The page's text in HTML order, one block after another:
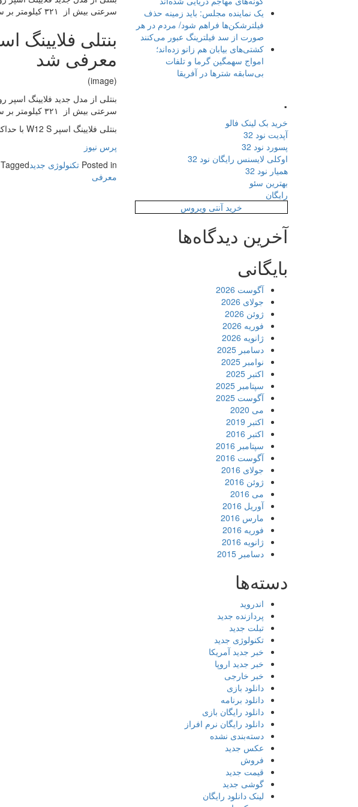
سرعتی بیش از ۳۲۱ کیلومتر بر ساعت خواهد داشت. برای آشنایی با این خودرو، در ادامه همراه باشید.
معرفی شد
(image)
سرعتی بیش از ۳۲۱ کیلومتر بر ساعت خواهد داشت. برای آشنایی با این خودرو، در ادامه همراه باشید.
بنتلی فلایینگ اسپر W12 S با حداکثر سرعت ۳۲۱ کیلومتر بر ساعت معرفی شد
پرس نیوز
Posted in تکنولوژی جدیدTagged
معرفی
یک نماینده مجلس: باید زمینه حذف
فیلترشکن‌ها فراهم شود/ مردم در هر
صورت از سد فیلترینگ عبور می‌کنند
کشتی‌های بیابان هم زانو زده‌اند؛
امواج سهمگین گرما و تلفات
بی‌سابقه شترها در آفریقا
.
خرید بک لینک فالو
آپدیت نود 32
پسورد نود 32
اوکلی لایسنس رایگان نود 32
همیار نود 32
بهترین سئو
رایگان
خرید آنتی ویروس
آخرین دیدگاه‌ها
بایگانی
آگوست 2026
جولای 2026
ژوئن 2026
فوریه 2026
ژانویه 2026
دسامبر 2025
نوامبر 2025
اکتبر 2025
سپتامبر 2025
آگوست 2025
می 2020
اکتبر 2019
اکتبر 2016
سپتامبر 2016
آگوست 2016
جولای 2016
ژوئن 2016
می 2016
آوریل 2016
مارس 2016
فوریه 2016
ژانویه 2016
دسامبر 2015
دسته‌ها
اندروید
پردازنده جدید
تبلت جدید
تکنولوژی جدید
خبر جدید آمریکا
خبر جدید اروپا
خبر خارجی
دانلود بازی
دانلود برنامه
دانلود رایگان بازی
دانلود رایگان نرم افراز
دسته‌بندی نشده
عکس جدید
فروش
قیمت جدید
گوشی جدید
لینک دانلود رایگان